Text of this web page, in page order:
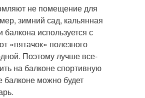
не помещение для
зимний сад, кальянная
используется с
«пятачок» полезного
Поэтому лучше все-
на балконе спортивную
балконе можно будет